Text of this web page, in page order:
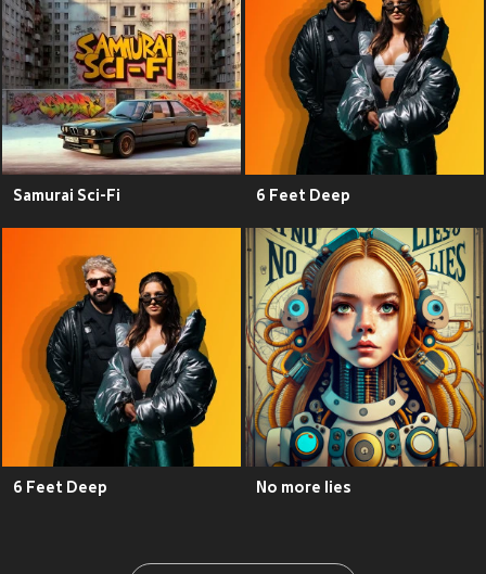
Samurai Sci-Fi 6 Feet Deep
6 Feet Deep No more lies